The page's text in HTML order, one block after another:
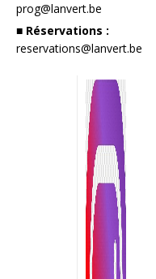
prog@lanvert.be
■ Réservations :
reservations@lanvert.be